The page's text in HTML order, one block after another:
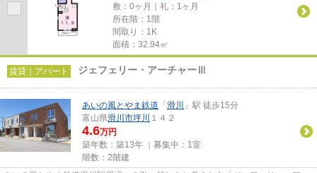
敷：0ヶ月｜礼：1ヶ月
所在階：1階
間取り：1K
面積：32.94㎡
賃貸｜アパート ジェフェリー・アーチャーⅢ
あいの風とやま鉄道 「 滑川
」駅 徒歩15分
富山県滑川市坪川 １４２
4.6万円
築年数：築13年 ｜募集中： 1室
階数：2階建